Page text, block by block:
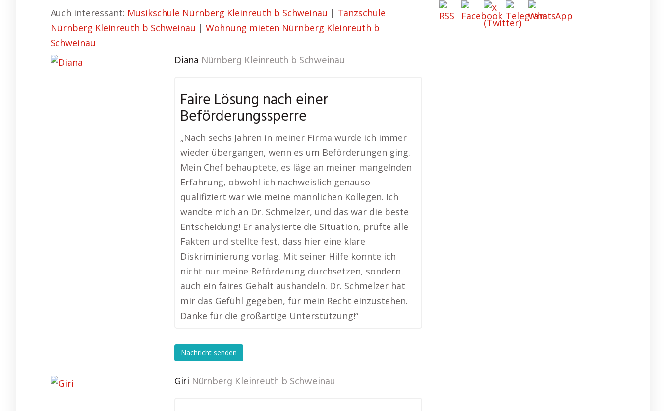
Auch interessant: Musikschule Nürnberg Kleinreuth b Schweinau | Tanzschule
Nürnberg Kleinreuth b Schweinau | Wohnung mieten Nürnberg Kleinreuth b
Schweinau
Diana Nürnberg Kleinreuth b Schweinau
Faire Lösung nach einer
Beförderungssperre
„Nach sechs Jahren in meiner Firma wurde ich immer
wieder übergangen, wenn es um Beförderungen ging.
Mein Chef behauptete, es läge an meiner mangelnden
Erfahrung, obwohl ich nachweislich genauso
qualifiziert war wie meine männlichen Kollegen. Ich
wandte mich an Dr. Schmelzer, und das war die beste
Entscheidung! Er analysierte die Situation, prüfte alle
Fakten und stellte fest, dass hier eine klare
Diskriminierung vorlag. Mit seiner Hilfe konnte ich
nicht nur meine Beförderung durchsetzen, sondern
auch ein faires Gehalt aushandeln. Dr. Schmelzer hat
mir das Gefühl gegeben, für mein Recht einzustehen.
Danke für die großartige Unterstützung!“
Nachricht senden
Giri Nürnberg Kleinreuth b Schweinau